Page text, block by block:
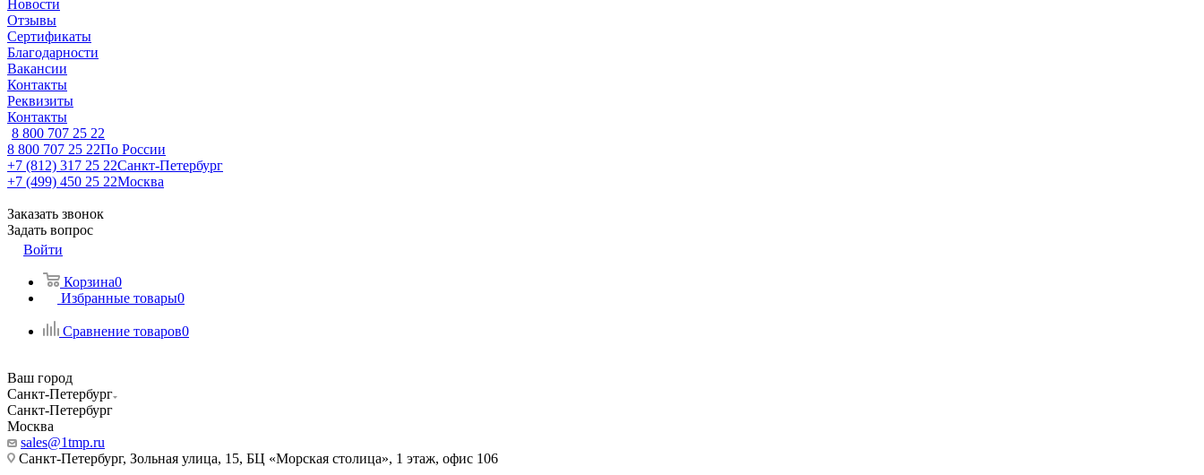
Новости
Отзывы
Сертификаты
Благодарности
Вакансии
Контакты
Реквизиты
Контакты
8 800 707 25 22
8 800 707 25 22По России
+7 (812) 317 25 22Санкт-Петербург
+7 (499) 450 25 22Москва
Заказать звонок
Задать вопрос
Войти
Корзина0
Избранные товары0
Сравнение товаров0
Ваш город
Санкт-Петербург
Санкт-Петербург
Москва
sales@1tmp.ru
Санкт-Петербург, Зольная улица, 15, БЦ «Морская столица», 1 этаж, офис 106